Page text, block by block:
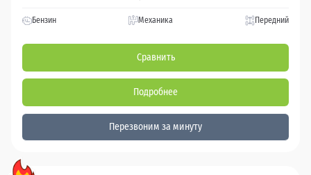
Бензин Механика Передний
Сравнить
Подробнее
Перезвоним за минуту